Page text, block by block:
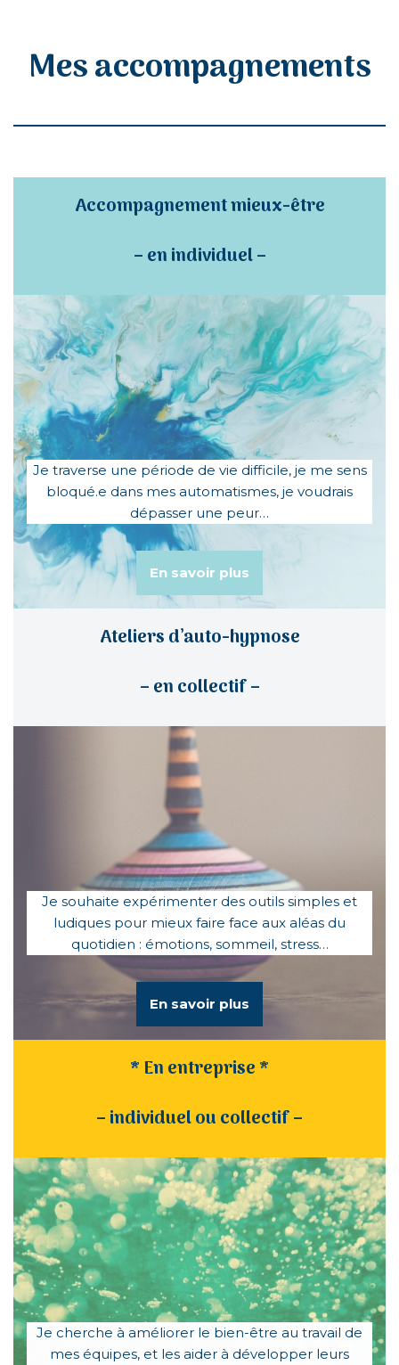
Mes accompagnements
Accompagnement mieux-être
– en individuel –
Je traverse une période de vie difficile, je me sens
bloqué.e dans mes automatismes, je voudrais
dépasser une peur…
En savoir plus
Ateliers d’auto-hypnose
– en collectif –
Je souhaite expérimenter des outils simples et
ludiques pour mieux faire face aux aléas du
quotidien : émotions, sommeil, stress…
En savoir plus
*En entreprise*
– individuel ou collectif –
Je cherche à améliorer le bien-être au travail de
mes équipes, et les aider à développer leurs